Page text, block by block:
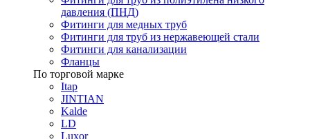
давления (ПНД)
Фитинги для медных труб
Фитинги для труб из нержавеющей стали
Фитинги для канализации
Фланцы
По торговой марке
Itap
JINTIAN
Kalde
LD
Luxor